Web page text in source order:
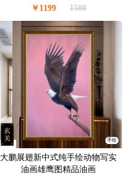
￥1199 1500
手绘
大鹏展翅新中式纯手绘动物写实
油画雄鹰图精品油画